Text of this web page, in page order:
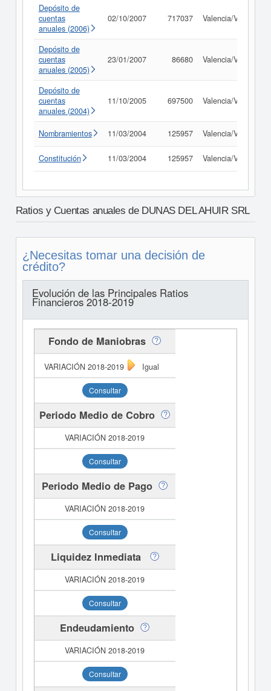
Depósito de
cuentas
anuales (2006)
02/10/2007 717037 Valencia/València
Depósito de
cuentas
anuales (2005)
23/01/2007 86680 Valencia/València
Depósito de
cuentas
anuales (2004)
11/10/2005 697500 Valencia/València
Nombramientos 11/03/2004 125957 Valencia/València
Constitución 11/03/2004 125957 Valencia/València
Ratios y Cuentas anuales de DUNAS DEL AHUIR SRL
¿Necesitas tomar una decisión de
crédito?
Evolución de las Principales Ratios
Financieros 2018-2019
Fondo de Maniobras
Igual
Consultar
Periodo Medio de Cobro
Consultar
Periodo Medio de Pago
Consultar
Liquidez Inmediata
Consultar
Endeudamiento
Consultar